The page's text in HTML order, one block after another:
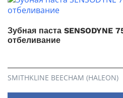
Зубная паста SENSODYNE
отбеливание
SMITHKLINE BEECHAM (HALEON)